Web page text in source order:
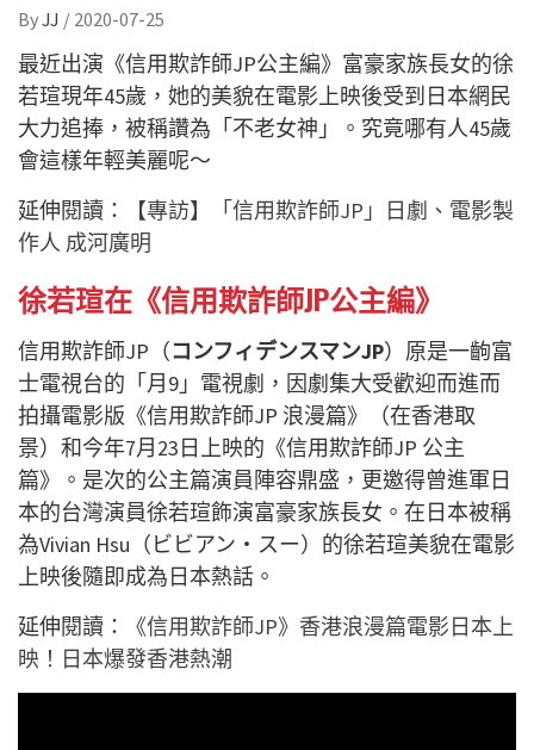
ByJJ / 2020-07-25
最近出演《信用欺詐師JP公主編》富豪家族長女的徐
若瑄現年45歲，她的美貌在電影上映後受到日本網民
大力追捧，被稱讚為「不老女神」。究竟哪有人45歲
會這樣年輕美麗呢～
延伸閱讀：
【專訪】「信用欺詐師JP」日劇、電影製
作人 成河廣明
徐若瑄在《信用欺詐師JP公主編》
信用欺詐師JP（コンフィデンスマンJP）原是一齣富
士電視台的「月9」電視劇，因劇集大受歡迎而進而
拍攝電影版《信用欺詐師JP 浪漫篇》（在香港取
景）和今年7月23日上映的《信用欺詐師JP 公主
篇》。是次的公主篇演員陣容鼎盛，更邀得曾進軍日
本的台灣演員徐若瑄飾演富豪家族長女。在日本被稱
為Vivian Hsu（ビビアン・スー）的徐若瑄美貌在電影
上映後隨即成為日本熱話。
延伸閱讀：
《信用欺詐師JP》香港浪漫篇電影日本上
映！日本爆發香港熱潮